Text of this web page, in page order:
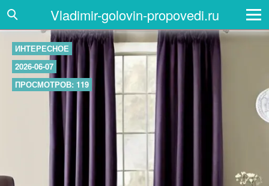
Vladimir-golovin-propovedi.ru
ИНТЕРЕСНОЕ
2026-06-07
ПРОСМОТРОВ: 119